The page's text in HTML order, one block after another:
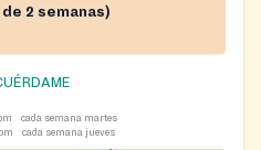
2 semanas)
cada semana martes
cada semana jueves